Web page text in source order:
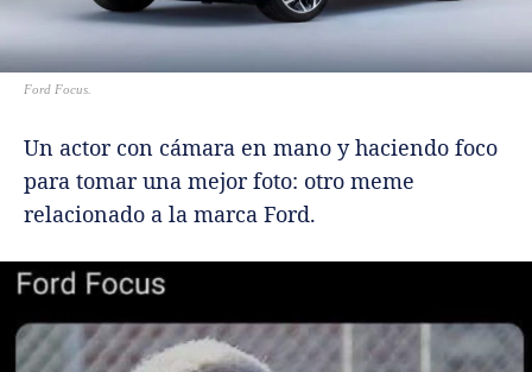
Ford Focus.
Un actor con cámara en mano y haciendo foco
para tomar una mejor foto: otro meme
relacionado a la marca Ford.